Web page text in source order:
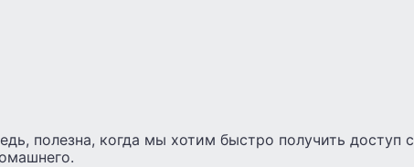
полезна, когда мы хотим быстро получить доступ с